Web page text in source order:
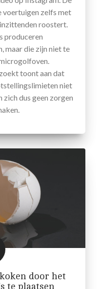
zelfs met
roostert.
produceren
maar die zijn niet te
toont aan dat
niet
dus geen zorgen
door het
te plaatsen